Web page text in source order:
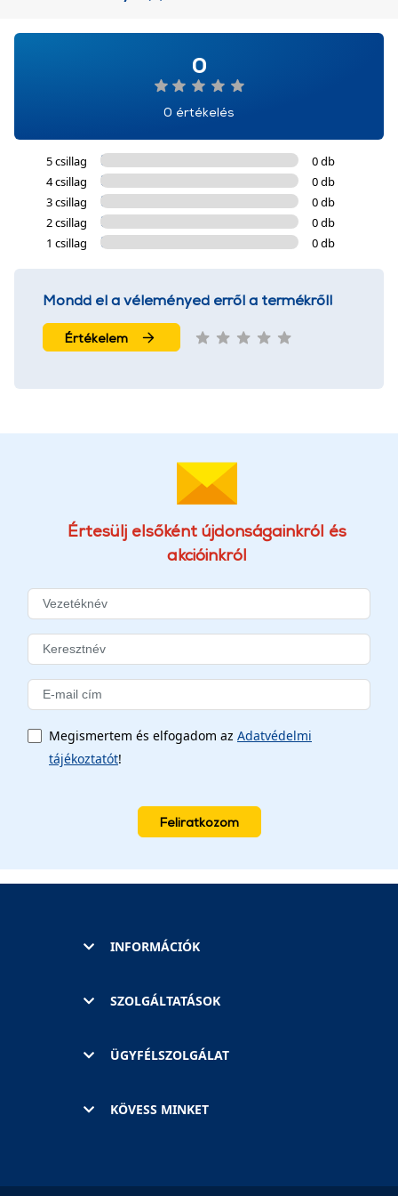
0
0 értékelés
5 csillag
0 db
4 csillag
0 db
3 csillag
0 db
2 csillag
0 db
1 csillag
0 db
Mondd el a véleményed erről a termékről!
Értékelem
Értesülj elsőként újdonságainkról és
akcióinkról
Megismertem és elfogadom az Adatvédelmi
tájékoztatót!
Feliratkozom
INFORMÁCIÓK
SZOLGÁLTATÁSOK
ÜGYFÉLSZOLGÁLAT
KÖVESS MINKET